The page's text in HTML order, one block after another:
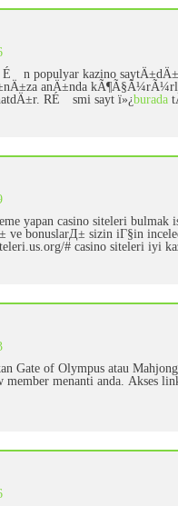
populyar kazino
anÄ±nda
RÉ™smi sayt ï»¿burada
yapan casino siteleri
ve bonuslarД± sizin iГ§in
# casino siteleri iyi
Gate of Olympus atau
member menanti anda. Akses